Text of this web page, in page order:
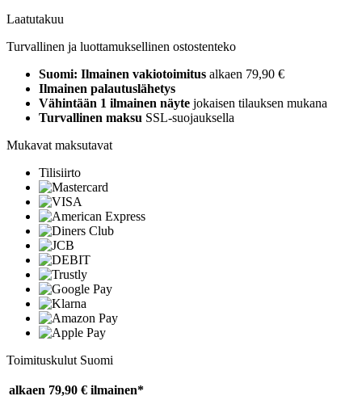
Laatutakuu
Turvallinen ja luottamuksellinen ostostenteko
Suomi: Ilmainen vakiotoimitus alkaen 79,90 €
Ilmainen palautuslähetys
Vähintään 1 ilmainen näyte jokaisen tilauksen mukana
Turvallinen maksu SSL-suojauksella
Mukavat maksutavat
Tilisiirto
Toimituskulut Suomi
alkaen 79,90 € ilmainen*